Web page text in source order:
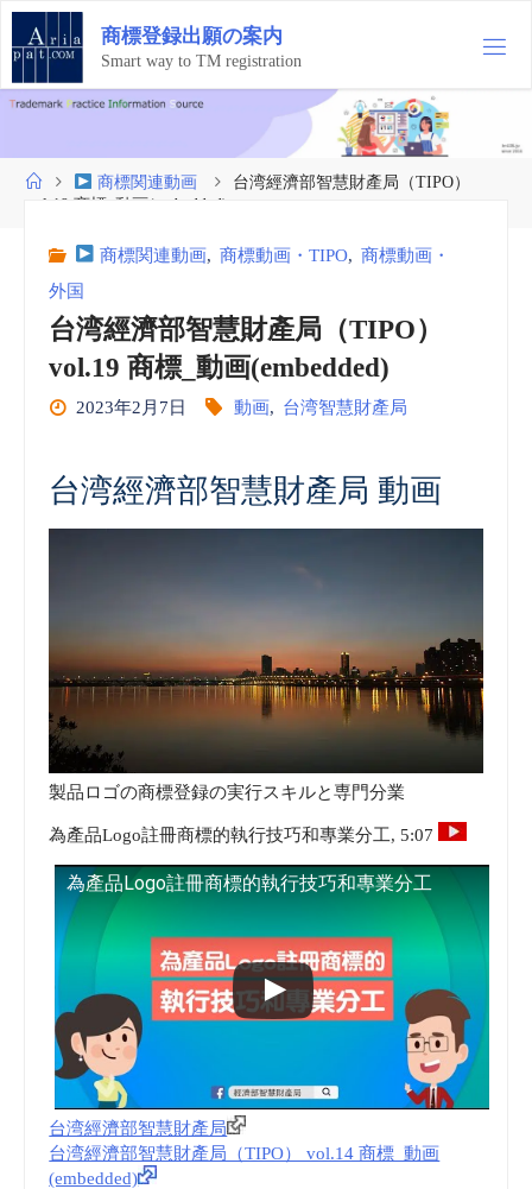
コ
テ
ン
ツ
ス
商標登録出願の案内
Smart way to TM registration
ホ
ー
商標関連動画
台湾經濟部智慧財產局（TIPO）
vol.19 商標_動画(embedded)
商標関連動画, 商標動画・TIPO, 商標動画・
外国
台湾經濟部智慧財產局（TIPO）
vol.19 商標_動画(embedded)
2023年2月7日 動画, 台湾智慧財產局
台湾經濟部智慧財產局 動画
製品ロゴの商標登録の実行スキルと専門分業
為產品Logo註冊商標的執行技巧和專業分工, 5:07
為產品Logo註冊商標的執行技巧和專業分工
台湾經濟部智慧財產局
台湾經濟部智慧財產局（TIPO） vol.14 商標_動画
(embedded)